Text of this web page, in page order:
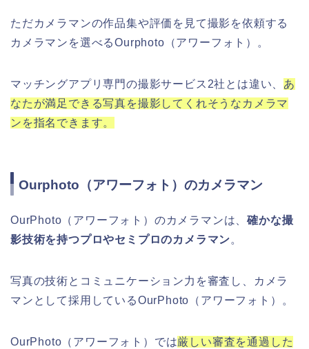
ただカメラマンの作品集や評価を見て撮影を依頼する
カメラマンを選べるOurphoto（アワーフォト）。
マッチングアプリ専門の撮影サービス2社とは違い、 あ
なたが満足できる写真を撮影してくれそうなカメラマ
ンを指名できます。
Ourphoto（アワーフォト）のカメラマン
OurPhoto（アワーフォト）のカメラマンは、確かな撮
影技術を持つプロやセミプロのカメラマン。
写真の技術とコミュニケーション力を審査し、カメラ
マンとして採用しているOurPhoto（アワーフォト）。
OurPhoto（アワーフォト）では厳しい審査を通過した